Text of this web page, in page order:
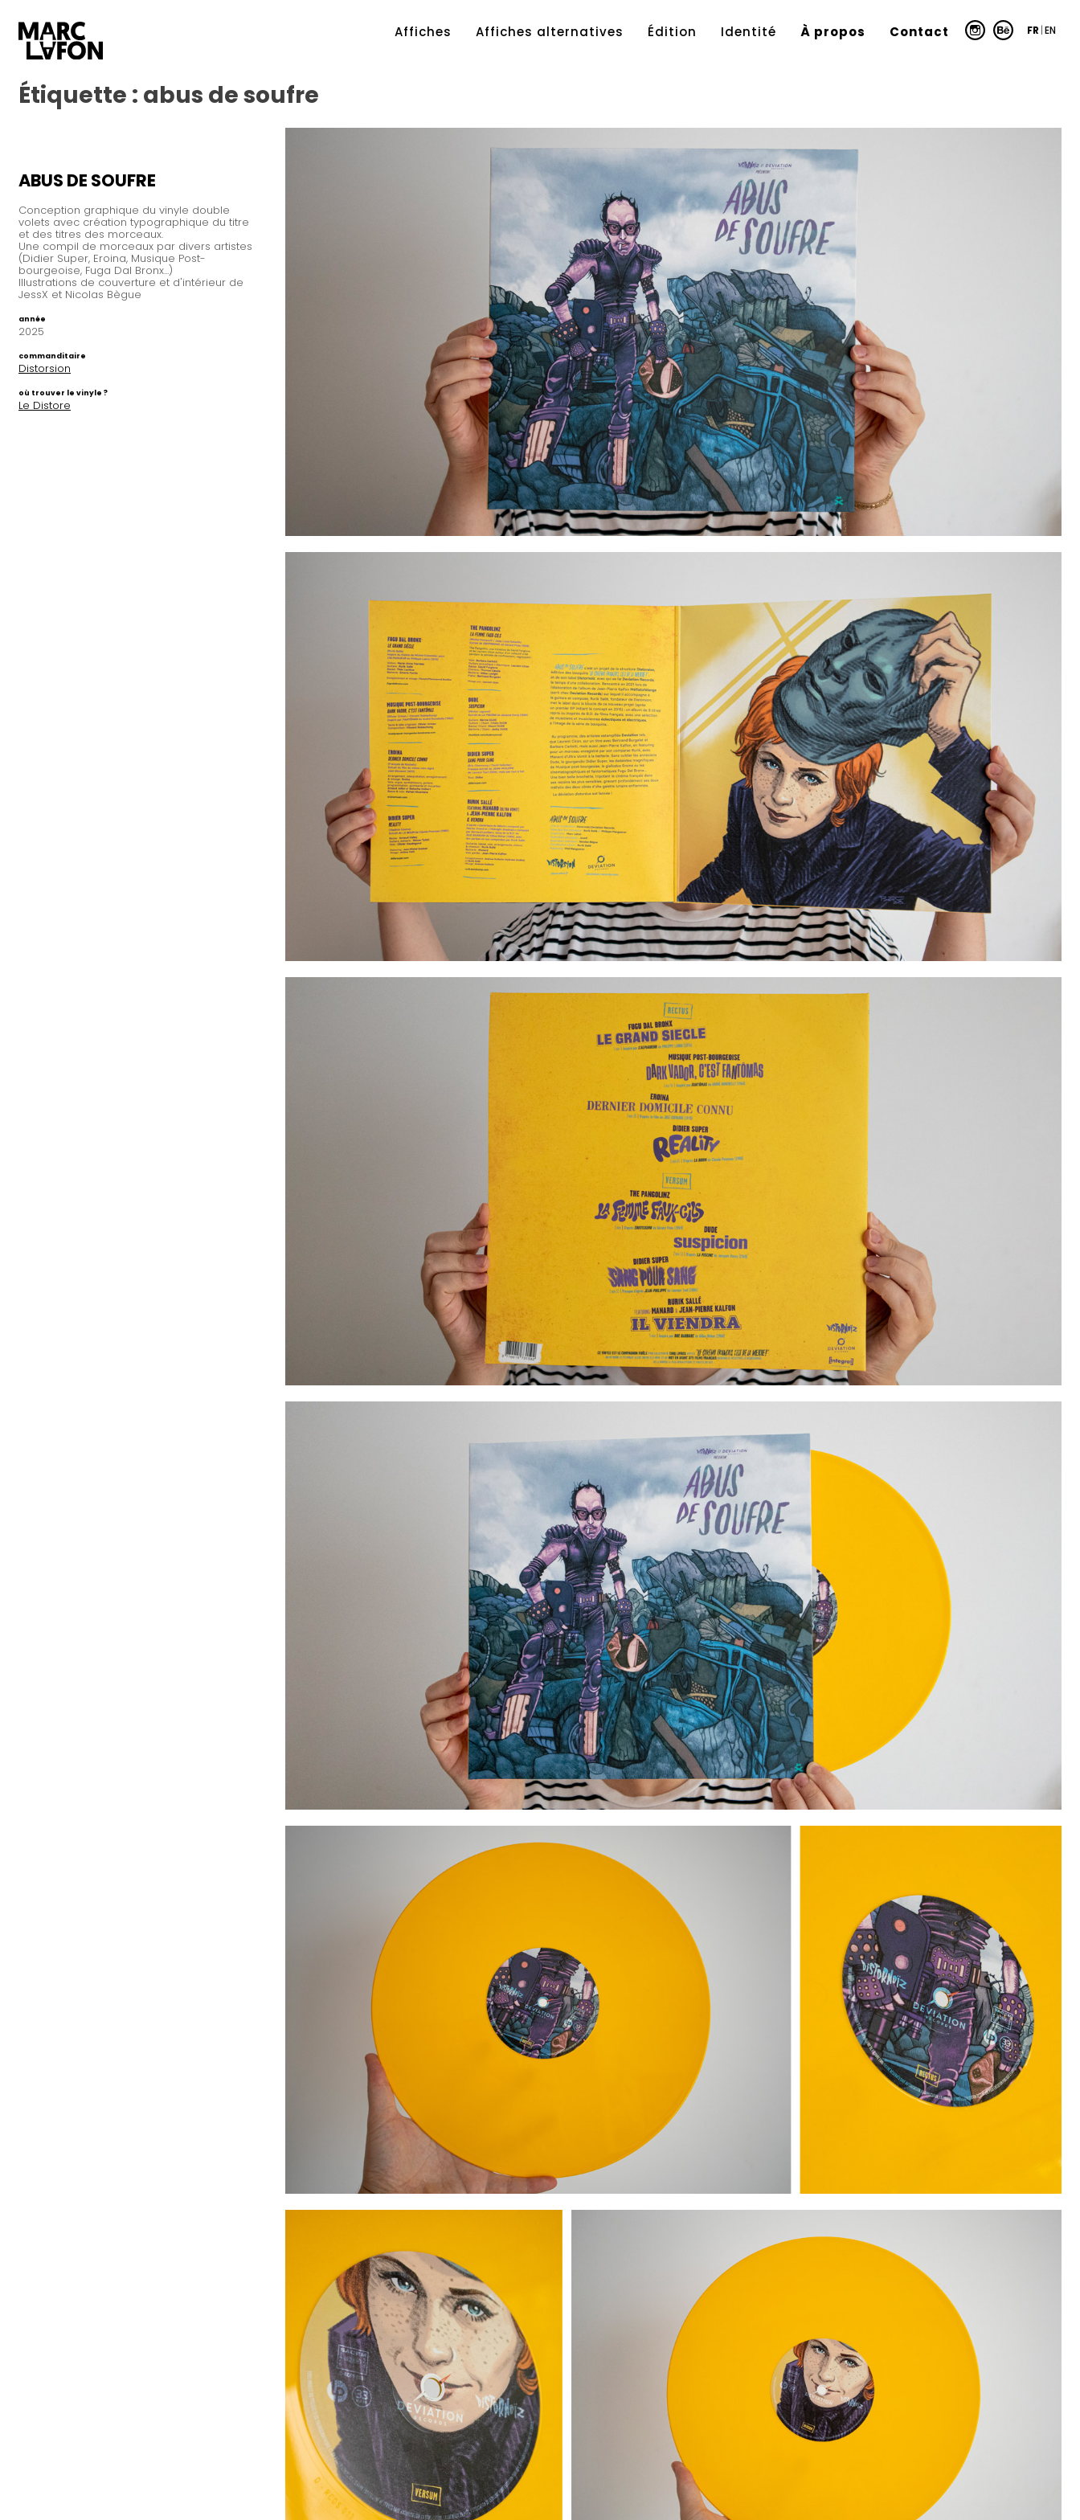
Affiches Affiches alternatives Édition Identité À propos Contact FR |EN
Étiquette : abus de soufre
ABUS DE SOUFRE
Conception graphique du vinyle double
volets avec création typographique du titre
et des titres des morceaux.
Une compil de morceaux par divers artistes
(Didier Super, Eroina, Musique Post-
bourgeoise, Fuga Dal Bronx...)
Illustrations de couverture et d'intérieur de
JessX et Nicolas Bègue
année
2025
commanditaire
Distorsion
où trouver le vinyle ?
Le Distore